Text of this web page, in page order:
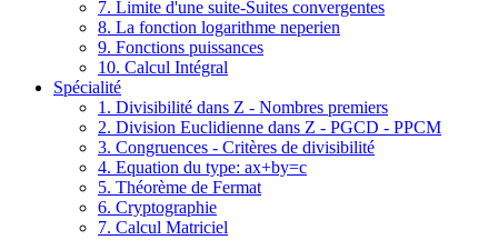
7. Limite d'une suite-Suites convergentes
8. La fonction logarithme neperien
9. Fonctions puissances
10. Calcul Intégral
Spécialité
1. Divisibilité dans Z - Nombres premiers
2. Division Euclidienne dans Z - PGCD - PPCM
3. Congruences - Critères de divisibilité
4. Equation du type: ax+by=c
5. Théorème de Fermat
6. Cryptographie
7. Calcul Matriciel